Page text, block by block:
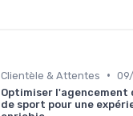
Clientèle & Attentes •
Optimiser l'agencement
de sport pour une